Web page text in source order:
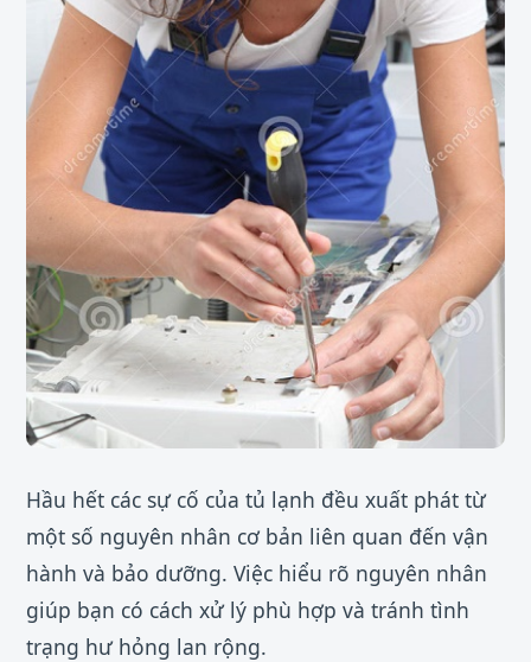
Hầu hết các sự cố của tủ lạnh đều xuất phát từ
một số nguyên nhân cơ bản liên quan đến vận
hành và bảo dưỡng. Việc hiểu rõ nguyên nhân
giúp bạn có cách xử lý phù hợp và tránh tình
trạng hư hỏng lan rộng.